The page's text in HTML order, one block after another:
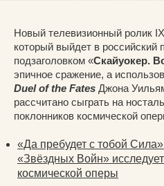
Новый телевизионный ролик
который выйдет в российский
подзаголовком «Скайуокер.
эпичное сражение, а
Duel of the Fates Джона
рассчитано сыграть на
поклонников космической
«Да пребудет с тобой
«Звёздных Войн»
космической оперы